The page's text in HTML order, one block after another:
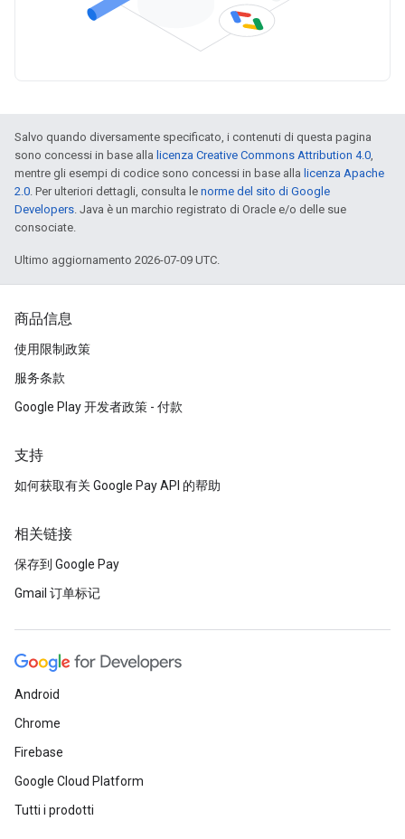
Salvo quando diversamente specificato, i contenuti di questa pagina
sono concessi in base alla licenza Creative Commons Attribution 4.0
mentre gli esempi di codice sono concessi in base alla licenza Apache
2.0 . Per ulteriori dettagli, consulta le norme del sito di Google
Developers . Java è un marchio registrato di Oracle e/o delle sue
consociate.
Ultimo aggiornamento 2026-07-09 UTC.
商品信息
使用限制政策
服务条款
Google Play 开发者政策 - 付款
支持
如何获取有关 Google Pay API 的帮助
相关链接
保存到 Google Pay
Gmail 订单标记
Android
Chrome
Firebase
Google Cloud Platform
Tutti i prodotti